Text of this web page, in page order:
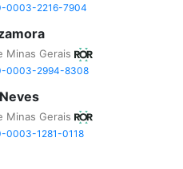
0003-2216-7904
Minas Gerais
0003-2994-8308
Minas Gerais
0003-1281-0118